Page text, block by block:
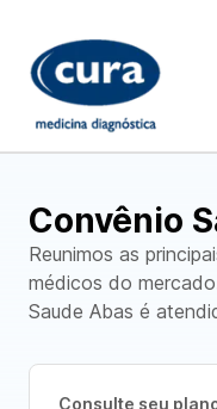
Convênio
Reunimos as
médicos do
Saude Abas é
Consulte seu